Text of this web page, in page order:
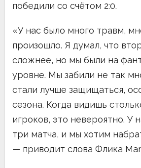
победили со счётом 2:0.
«У нас было много травм,
произошло. Я думал, что
сложнее, но мы были на
уровне. Мы забили не так
стали лучше защищаться,
сезона. Когда видишь
игроков, это невероятно. У
три матча, и мы хотим
— приводит слова Флика